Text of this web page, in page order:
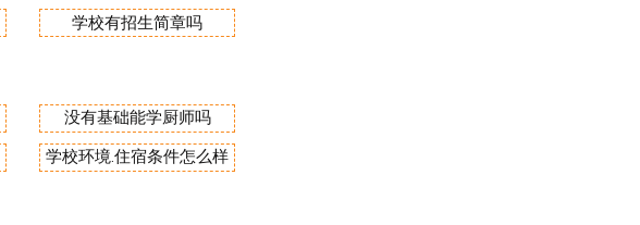
学校有招生简章吗
没有基础能学厨师吗
学校环境.住宿条件怎么样